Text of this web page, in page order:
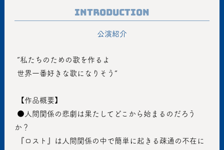
Introduction
公演紹介
”私たちのための歌を作るよ
世界一番好きな歌になりそう”
【作品概要】
か？